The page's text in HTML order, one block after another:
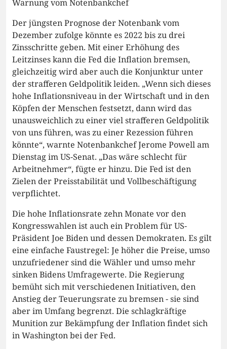
Warnung vom Notenbankchef
Der jüngsten Prognose der Notenbank vom
Dezember zufolge könnte es 2022 bis zu drei
Zinsschritte geben. Mit einer Erhöhung des
Leitzinses kann die Fed die Inflation bremsen,
gleichzeitig wird aber auch die Konjunktur unter
der strafferen Geldpolitik leiden. „Wenn sich dieses
hohe Inflationsniveau in der Wirtschaft und in den
Köpfen der Menschen festsetzt, dann wird das
unausweichlich zu einer viel strafferen Geldpolitik
von uns führen, was zu einer Rezession führen
könnte“, warnte Notenbankchef Jerome Powell am
Dienstag im US-Senat. „Das wäre schlecht für
Arbeitnehmer“, fügte er hinzu. Die Fed ist den
Zielen der Preisstabilität und Vollbeschäftigung
verpflichtet.
Die hohe Inflationsrate zehn Monate vor den
Kongresswahlen ist auch ein Problem für US-
Präsident Joe Biden und dessen Demokraten. Es gilt
eine einfache Faustregel: Je höher die Preise, umso
unzufriedener sind die Wähler und umso mehr
sinken Bidens Umfragewerte. Die Regierung
bemüht sich mit verschiedenen Initiativen, den
Anstieg der Teuerungsrate zu bremsen - sie sind
aber im Umfang begrenzt. Die schlagkräftige
Munition zur Bekämpfung der Inflation findet sich
in Washington bei der Fed.